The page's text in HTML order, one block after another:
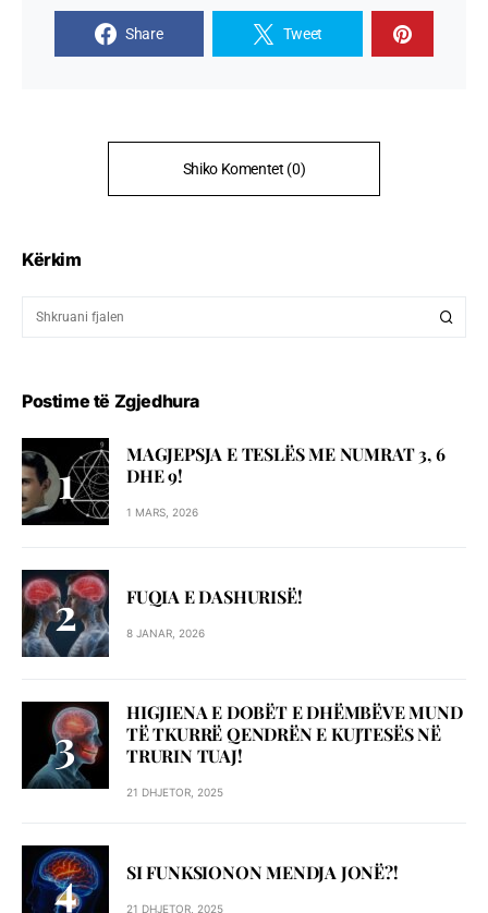
Share Tweet
Shiko Komentet (0)
Kërkim
Postime të Zgjedhura
MAGJEPSJA E TESLËS ME NUMRAT 3, 6
DHE 9!
1 MARS, 2026
FUQIA E DASHURISË!
8 JANAR, 2026
HIGJIENA E DOBËT E DHËMBËVE MUND
TË TKURRË QENDRËN E KUJTESËS NË
TRURIN TUAJ!
21 DHJETOR, 2025
SI FUNKSIONON MENDJA JONË?!
21 DHJETOR, 2025